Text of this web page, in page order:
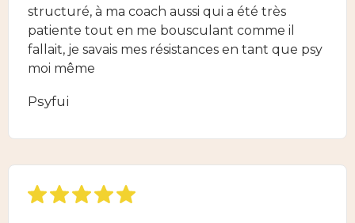
structuré, à ma coach aussi qui a été très
patiente tout en me bousculant comme il
fallait, je savais mes résistances en tant que psy
moi même
Psyfui